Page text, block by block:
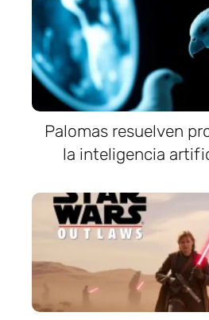
Palomas resuelven
la inteligencia